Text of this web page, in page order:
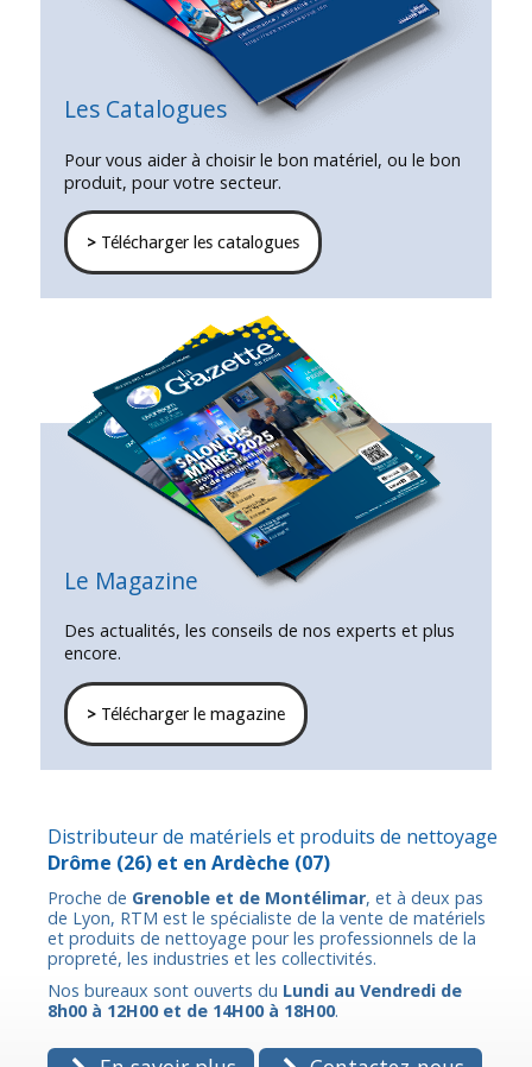
Les Catalogues
Pour vous aider à choisir le bon matériel, ou le bon
produit, pour votre secteur.
>Télécharger les catalogues
Le Magazine
Des actualités, les conseils de nos experts et plus
encore.
>Télécharger le magazine
Distributeur de matériels et produits de nettoyage
Drôme (26) et en Ardèche (07)
Proche de Grenoble et de Montélimar, et à deux pas
de Lyon, RTM est le spécialiste de la vente de matériels
et produits de nettoyage pour les professionnels de la
propreté, les industries et les collectivités.
Nos bureaux sont ouverts du Lundi au Vendredi de
8h00 à 12H00 et de 14H00 à 18H00.